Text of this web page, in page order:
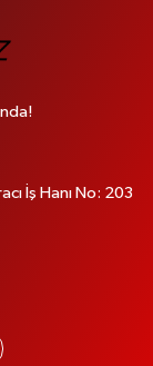
İş Hanı No: 203